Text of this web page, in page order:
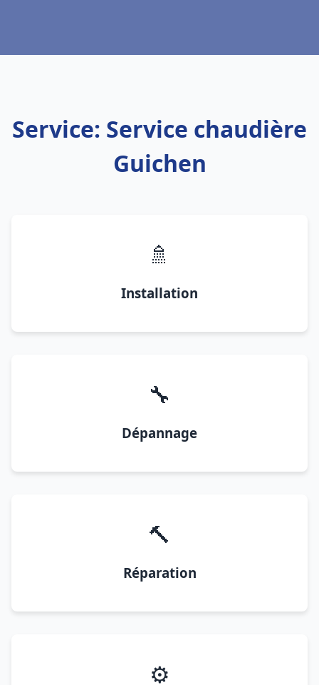
Service: Service chaudière
Guichen
🚿
Installation
🔧
Dépannage
🔨
Réparation
⚙️